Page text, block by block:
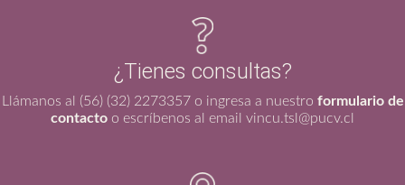
¿Tienes consultas?
Llámanos al (56) (32) 2273357 o ingresa a nuestro formulario de
contacto o escríbenos al email vincu.tsl@pucv.cl